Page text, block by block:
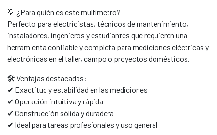
💡 ¿Para quién es este multímetro?
Perfecto para electricistas, técnicos de mantenimiento,
instaladores, ingenieros y estudiantes que requieren una
herramienta confiable y completa para mediciones eléctricas y
electrónicas en el taller, campo o proyectos domésticos.
🛠️ Ventajas destacadas:
✔ Exactitud y estabilidad en las mediciones
✔ Operación intuitiva y rápida
✔ Construcción sólida y duradera
✔ Ideal para tareas profesionales y uso general